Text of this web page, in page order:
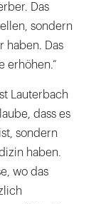
Das
sondern
haben. Das
erhöhen.“
Lauterbach
dass es
sondern
haben.
wo das